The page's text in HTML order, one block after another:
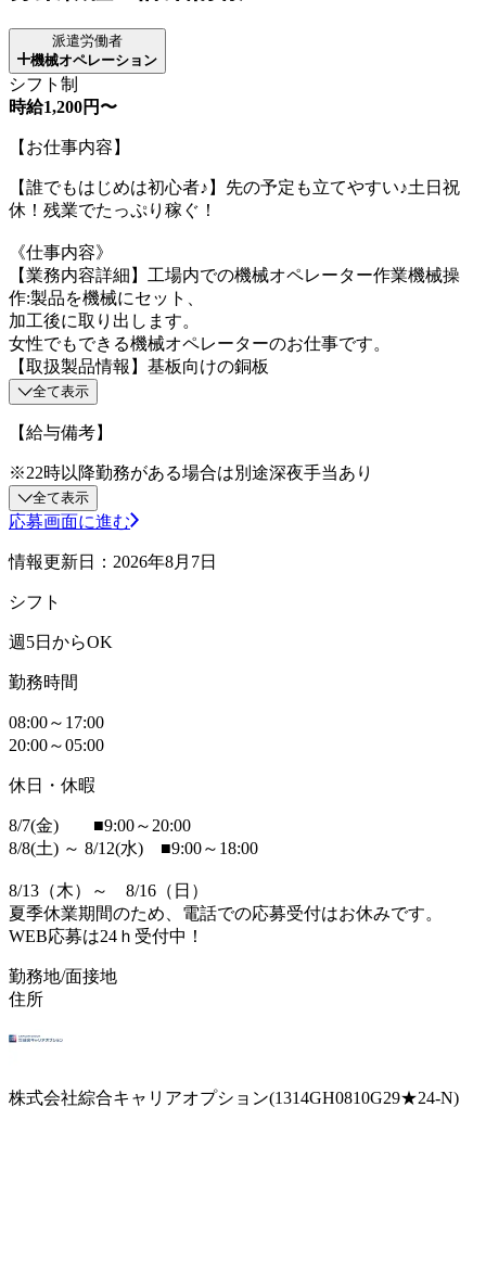
派遣労働者
機械オペレーション
シフト制
時給1,200円〜
【お仕事内容】
【誰でもはじめは初心者♪】先の予定も立てやすい♪土日祝
休！残業でたっぷり稼ぐ！
《仕事内容》
【業務内容詳細】工場内での機械オペレーター作業機械操
作:製品を機械にセット、
加工後に取り出します。
女性でもできる機械オペレーターのお仕事です。
【取扱製品情報】基板向けの銅板
全て表示
【給与備考】
※22時以降勤務がある場合は別途深夜手当あり
全て表示
応募画面に進む
情報更新日：2026年8月7日
シフト
週5日からOK
勤務時間
08:00～17:00
20:00～05:00
休日・休暇
8/7(金) ■9:00～20:00
8/8(土) ～ 8/12(水) ■9:00～18:00
8/13（木）～ 8/16（日）
夏季休業期間のため、電話での応募受付はお休みです。
WEB応募は24ｈ受付中！
勤務地/面接地
住所
株式会社綜合キャリアオプション(1314GH0810G29★24-N)